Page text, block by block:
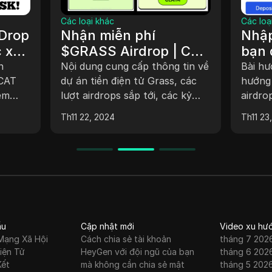
án
Các loại khác
Kiếm $164 USDT vào
ví của bạn ngay lập
tức
Hướng dẫn video cung cấp một
hướng dẫn từng bước về cách
rút tiền và gửi tiền vào một nền
chuyển động của Bitcoin. Bao
vào tài khoản, đưa ra dự đoán,
Th11 24, 2024
Các
tiền
trên
trình
một
Th11
Xã Hội
Tử
Cập nhật mới
Cách chia sẻ tài khoản
HeyGen với đội ngũ của bạn
mà không cần chia sẻ mật
Video xu
tháng 7
tháng 6
tháng 5